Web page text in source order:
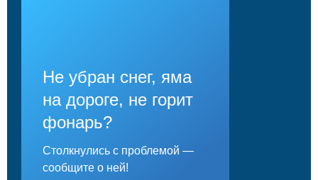
Не убран снег, яма
на дороге, не горит
фонарь?
Столкнулись с проблемой —
сообщите о ней!